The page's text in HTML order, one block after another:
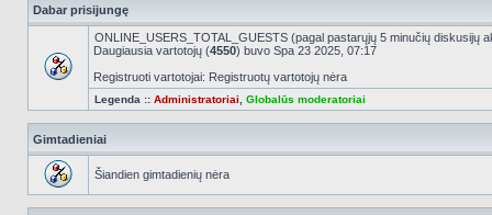
Dabar prisijungę
ONLINE_USERS_TOTAL_GUESTS (pagal pastarųjų 5 minučių diskusijų
Daugiausia vartotojų (4550) buvo Spa 23 2025, 07:17
Registruoti vartotojai: Registruotų vartotojų nėra
Legenda :: Administratoriai Globalūs moderatoriai
Gimtadieniai
Šiandien gimtadienių nėra